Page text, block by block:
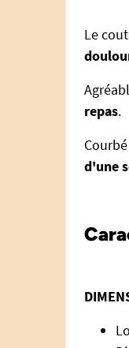
Le
repas.
d'une